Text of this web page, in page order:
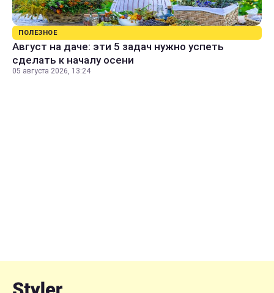
ПОЛЕЗНОЕ
Август на даче: эти 5 задач нужно успеть
сделать к началу осени
05 августа 2026, 13:24